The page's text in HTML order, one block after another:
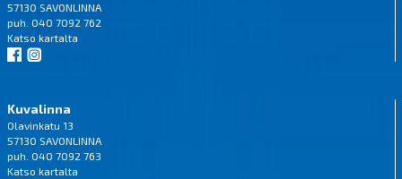
57130 SAVONLINNA
puh. 040 7092 762
Katso kartalta
Kuvalinna
Olavinkatu 13
57130 SAVONLINNA
puh. 040 7092 763
Katso kartalta